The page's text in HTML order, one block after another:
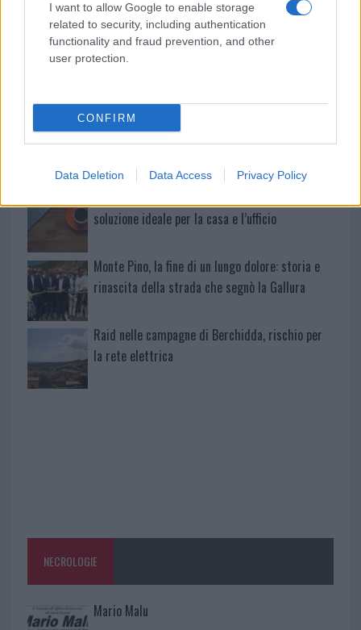
I want to allow Google to enable storage
related to security, including authentication
functionality and fraud prevention, and other
user protection.
CONFIRM
Data Deletion Data Access Privacy Policy
vivo: un amico vip svela come fa
Calangianus, dopo le polemiche il centro
Olbia, divieto di sosta contro spaccio e degrado:
esplode la protesta
soluzione ideale per la casa e l’ufficio
Monte Pino, la fine di un lungo dolore: storia e
rinascita della strada che segnò la Gallura
Raid nelle campagne di Berchidda, rischio per
la rete elettrica
NECROLOGIE
Mario Malu